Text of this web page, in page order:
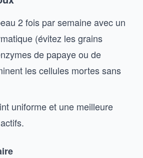
2 fois par semaine avec un
(évitez les grains
de papaye ou de
les cellules mortes sans
uniforme et une meilleure